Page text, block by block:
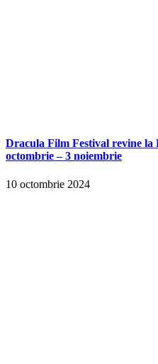
Dracula Film Festival revine la
octombrie – 3 noiembrie
10 octombrie 2024